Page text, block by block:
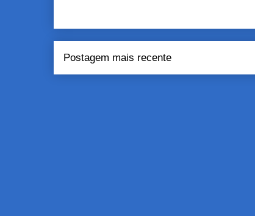
Postagem mais recente